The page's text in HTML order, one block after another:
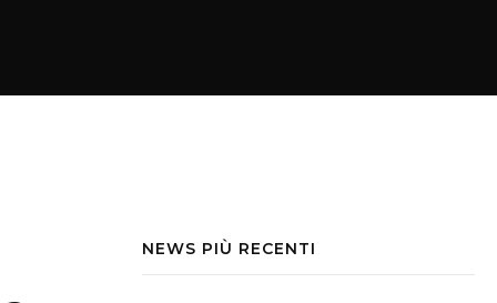
NEWS PIÙ RECENTI